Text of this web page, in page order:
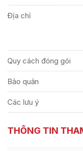
Địa chỉ
Quy cách đóng gói
Bảo quản
Các lưu ý
THÔNG TIN